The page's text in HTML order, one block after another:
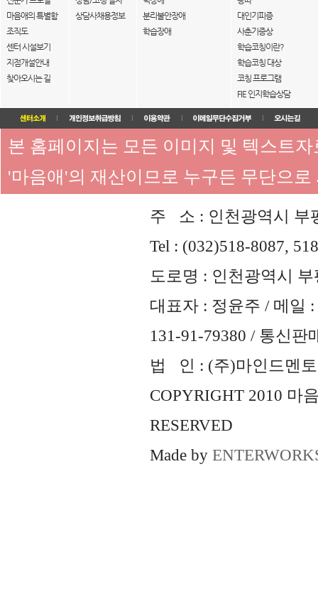
마음애의 특별함
조직도
센터 시설보기
지점개설안내
찾아오시는 길
상담사채용정보
분리불안장애
학습장애
대인기피증
사춘기증상
학습코칭이란?
학습코칭 대상
코칭 프로그램
FIE 인지학습상담
본 홈페이지는 모든 이미지 및 텍스트
'마음애'의 재산이므로 누구든 무단으
주 소 : 인천광역시 부
Tel : (032)518-8087,
도로명 : 인천광역시
대표자 : 정윤주 / 메일 :
131-91-79380 / 통신판
법 인 : (주)마인드멘토
COPYRIGHT 2010 마
RESERVED
Made by